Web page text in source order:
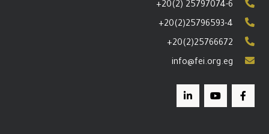
+20(2) 25797074-6
+20(2)25796593-4
+20(2)25766672
info@fei.org.eg